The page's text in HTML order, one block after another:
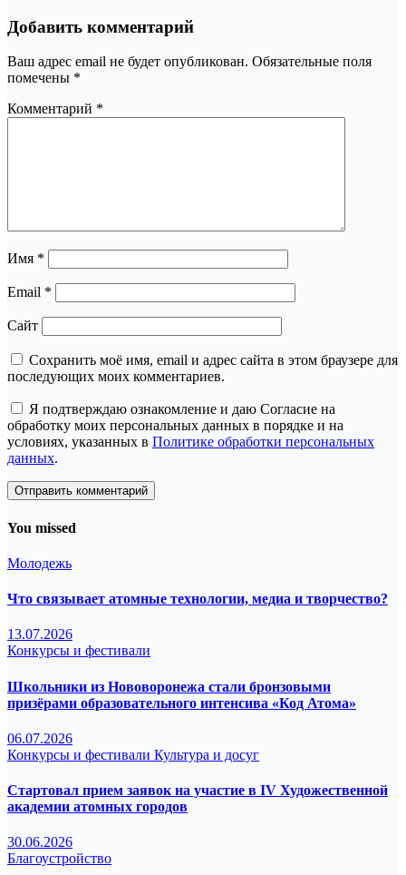
Добавить комментарий
Ваш адрес email не будет опубликован. Обязательные поля
помечены *
Комментарий *
Имя *
Email *
Сайт
Сохранить моё имя, email и адрес сайта в этом браузере для
последующих моих комментариев.
Я подтверждаю ознакомление и даю Согласие на
обработку моих персональных данных в порядке и на
условиях, указанных в Политике обработки персональных
данных.
You missed
Молодежь
Что связывает атомные технологии, медиа и творчество?
13.07.2026
Конкурсы и фестивали
Школьники из Нововоронежа стали бронзовыми
призёрами образовательного интенсива «Код Атома»
06.07.2026
Конкурсы и фестивали Культура и досуг
Стартовал прием заявок на участие в IV Художественной
академии атомных городов
30.06.2026
Благоустройство